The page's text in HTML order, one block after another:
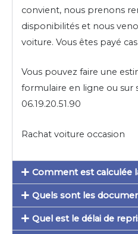
convient, nous prenons
disponibilités et nous
voiture. Vous êtes payé
Vous pouvez faire une
formulaire en ligne ou sur
06.19.20.51.90
Rachat voiture occasion
Comment est calculée
Quels sont les
Quel est le délai de